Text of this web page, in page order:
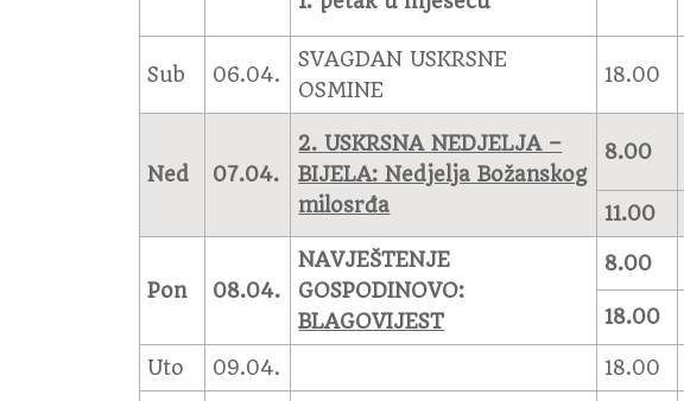
Sub 06.04.
SVAGDAN USKRSNE
OSMINE
18.00
Ned 07.04.
2. USKRSNA NEDJELJA –
BIJELA: Nedjelja Božanskog
milosrđa
8.00
11.00
Pon 08.04.
NAVJEŠTENJE
GOSPODINOVO:
BLAGOVIJEST
8.00
18.00
Uto 09.04. 18.00